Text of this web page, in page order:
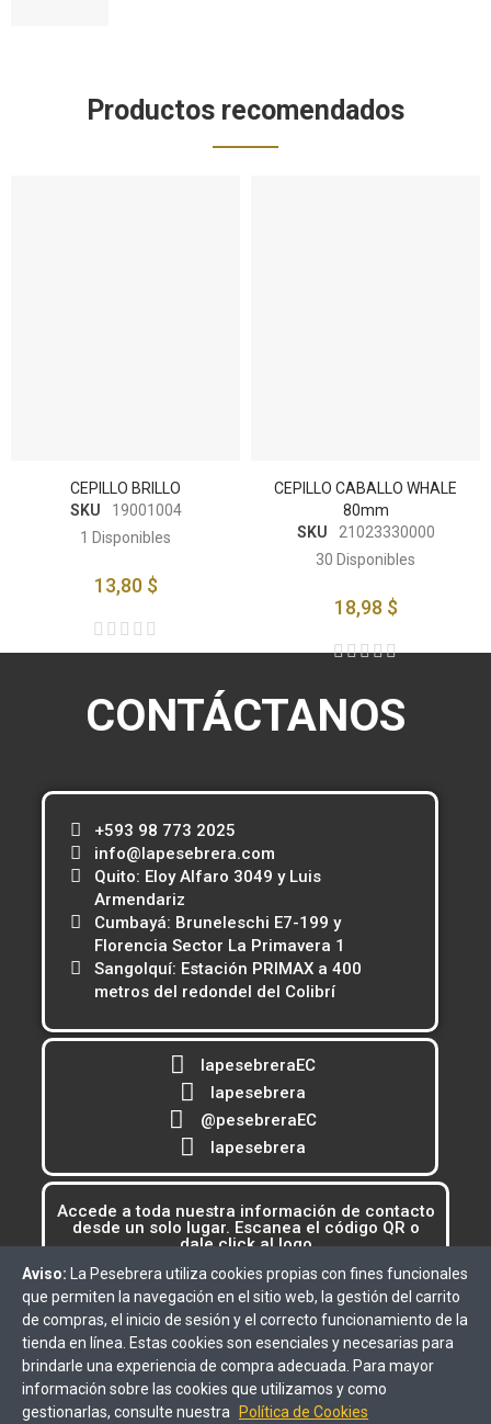
Productos recomendados
CEPILLO BRILLO
SKU
19001004
1 Disponibles
13,80 $
CEPILLO CABALLO WHALE
80mm
SKU
21023330000
30 Disponibles
18,98 $
CONTÁCTANOS
+593 98 773 2025
info@lapesebrera.com
Quito: Eloy Alfaro 3049 y Luis
Armendariz
Cumbayá: Bruneleschi E7-199 y
Florencia Sector La Primavera 1
Sangolquí: Estación PRIMAX a 400
metros del redondel del Colibrí
lapesebreraEC
lapesebrera
@pesebreraEC
lapesebrera
Accede a toda nuestra información de contacto
desde un solo lugar. Escanea el código QR o
dale click al logo
Aviso:
La Pesebrera utiliza cookies propias con fines funcionales
que permiten la navegación en el sitio web, la gestión del carrito
de compras, el inicio de sesión y el correcto funcionamiento de la
tienda en línea. Estas cookies son esenciales y necesarias para
brindarle una experiencia de compra adecuada. Para mayor
información sobre las cookies que utilizamos y como
gestionarlas, consulte nuestra
Política de Cookies